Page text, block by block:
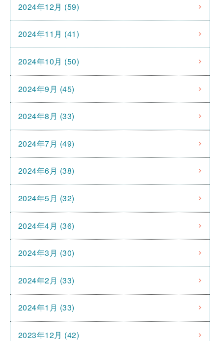
2024年12月 (59)
2024年11月 (41)
2024年10月 (50)
2024年9月 (45)
2024年8月 (33)
2024年7月 (49)
2024年6月 (38)
2024年5月 (32)
2024年4月 (36)
2024年3月 (30)
2024年2月 (33)
2024年1月 (33)
2023年12月 (42)